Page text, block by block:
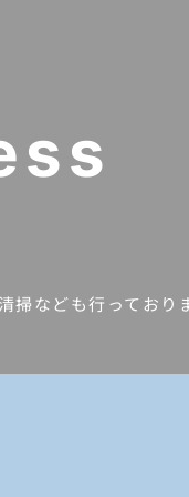
掃なども行っており